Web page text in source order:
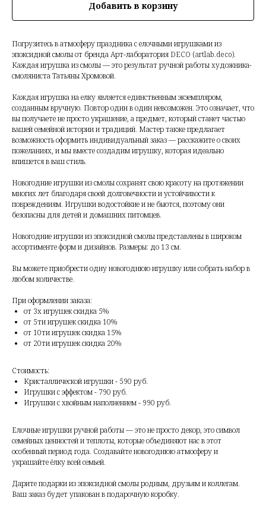
Добавить в корзину
Погрузитесь в атмосферу праздника с елочными игрушками из
эпоксидной смолы от бренда Арт-лаборатория DECO (artlab.deco).
Каждая игрушка из смолы — это результат ручной работы художника-
смоляниста Татьяны Хромовой.
Каждая игрушка на елку является единственным экземпляром,
созданным вручную. Повтор один в один невозможен. Это означает, что
вы получаете не просто украшение, а предмет, который станет частью
вашей семейной истории и традиций. Мастер также предлагает
возможность оформить индивидуальный заказ — расскажите о своих
пожеланиях, и мы вместе создадим игрушку, которая идеально
впишется в ваш стиль.
Новогодние игрушки из смолы сохранят свою красоту на протяжении
многих лет благодаря своей долговечности и устойчивости к
повреждениям. Игрушки водостойкие и не бьются, поэтому они
безопасны для детей и домашних питомцев.
Новогодние игрушки из эпоксидной смолы представлены в широком
ассортименте форм и дизайнов. Размеры: до 13 см.
Вы можете приобрести одну новогоднюю игрушку или собрать набор в
любом количестве.
При оформлении заказа:
от 3х игрушек скидка 5%
от 5ти игрушек скидка 10%
от 10ти игрушек скидка 15%
от 20ти игрушек скидка 20%
Стоимость:
Кристаллической игрушки - 590 руб.
Игрушки с эффектом - 790 руб.
Игрушки с хвойным наполнением - 990 руб.
Елочные игрушки ручной работы — это не просто декор, это символ
семейных ценностей и теплоты, которые объединяют нас в этот
особенный период года. Создавайте новогоднюю атмосферу и
украшайте ёлку всей семьей.
Дарите подарки из эпоксидной смолы родным, друзьям и коллегам.
Ваш заказ будет упакован в подарочную коробку.